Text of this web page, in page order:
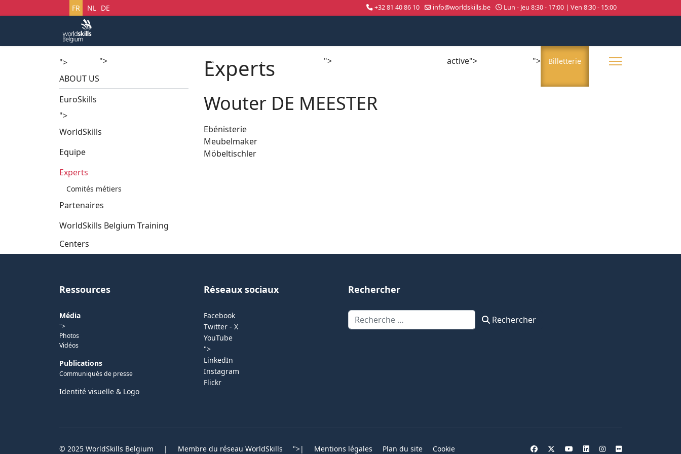
Sélectionnez votre langue
FR NL DE +32 81 40 86 10 info@worldskills.be Lun - Jeu 8:30 - 17:00 | Ven 8:30 - 15:00
"> Startech's Days Compétition nationale "> active"> "> Billetterie
">
ABOUT US
EuroSkills
">
WorldSkills
Equipe
Experts
Comités métiers
Partenaires
WorldSkills Belgium Training
Centers
Experts
Wouter DE MEESTER
Ebénisterie
Meubelmaker
Möbeltischler
Ressources
Média
">
Photos
Vidéos
Publications
Communiqués de presse
Identité visuelle & Logo
Réseaux sociaux
Facebook
Twitter - X
YouTube
">
LinkedIn
Instagram
Flickr
Rechercher
Rechercher Rechercher
© 2025 WorldSkills Belgium | Membre du réseau WorldSkills ">| Mentions légales Plan du site Cookie